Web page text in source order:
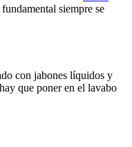
siempre se
con jabones líquidos y
que poner en el lavabo